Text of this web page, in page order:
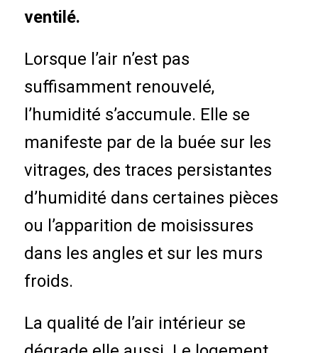
ventilé.
Lorsque l’air n’est pas
suffisamment renouvelé,
l’humidité s’accumule. Elle se
manifeste par de la buée sur les
vitrages, des traces persistantes
d’humidité dans certaines pièces
ou l’apparition de moisissures
dans les angles et sur les murs
froids.
La qualité de l’air intérieur se